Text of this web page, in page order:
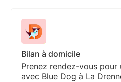
Bilan à domicile
Prenez rendez-vous
avec Blue Dog à La